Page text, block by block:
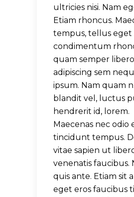
ultricies nisi. Nam
Etiam rhoncus.
tempus, tellus eget
condimentum
quam semper
adipiscing sem
ipsum. Nam quam
blandit vel, luctus
hendrerit id, lorem.
Maecenas nec odio
tincidunt tempus.
vitae sapien ut
venenatis faucibus.
quis ante. Etiam sit
eget eros faucibus